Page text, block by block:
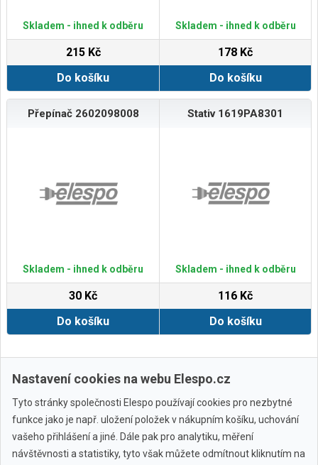
Skladem - ihned k odběru
215 Kč
Do košíku
Skladem - ihned k odběru
178 Kč
Do košíku
Přepínač 2602098008
Skladem - ihned k odběru
30 Kč
Do košíku
Stativ 1619PA8301
Skladem - ihned k odběru
116 Kč
Do košíku
Zobrazit další
Nastavení cookies na webu Elespo.cz
Tyto stránky společnosti Elespo používají cookies pro nezbytné
funkce jako je např. uložení položek v nákupním košíku, uchování
vašeho přihlášení a jiné. Dále pak pro analytiku, měření
návštěvnosti a statistiky, tyto však můžete odmítnout kliknutím na